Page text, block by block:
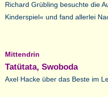
Richard Grübling besuchte die
Kinderspiel« und fand allerlei
Mittendrin
Tatütata, Swoboda
Axel Hacke über das Beste im